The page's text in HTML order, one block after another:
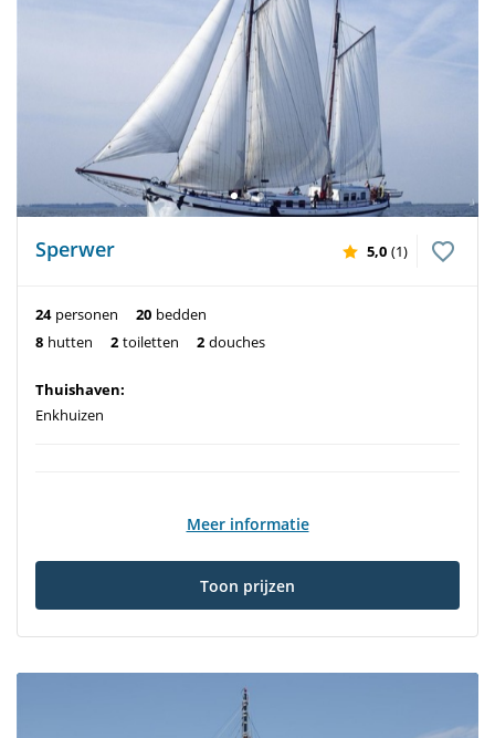
Sperwer 5,0 (1)
24 personen 20 bedden
8 hutten 2 toiletten 2 douches
Thuishaven:
Enkhuizen
Meer informatie
Toon prijzen